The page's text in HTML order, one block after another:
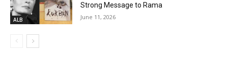
ALB
Strong Message to Rama
June 11, 2026